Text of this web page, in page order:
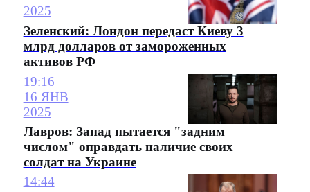
2025
Зеленский: Лондон передаст Киеву 3
млрд долларов от замороженных
активов РФ
19:16
16 ЯНВ
2025
Лавров: Запад пытается "задним
числом" оправдать наличие своих
солдат на Украине
14:44